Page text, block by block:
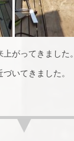
がってきました。
いてきました。